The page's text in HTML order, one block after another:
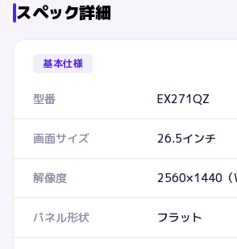
スペック詳細
基本仕様
型番 EX271QZ
画面サイズ 26.5インチ
解像度 2560×1440（
パネル形状 フラット